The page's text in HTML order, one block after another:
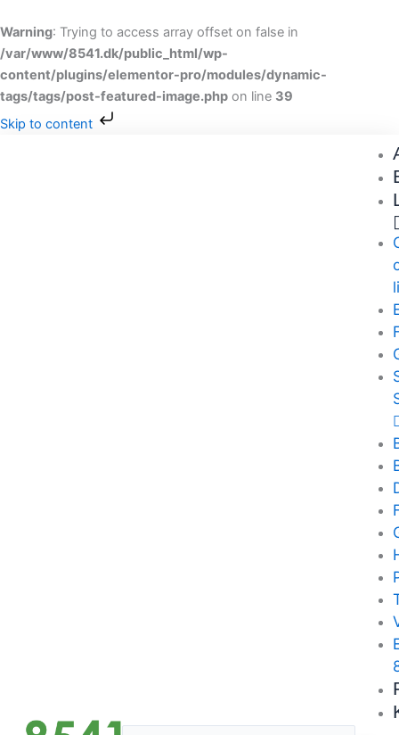
Warning: Trying to access array offset on false in
/var/www/8541.dk/public_html/wp-
content/plugins/elementor-pro/modules/dynamic-
tags/tags/post-featured-image.php on line 39
Skip to content
til
indholdet